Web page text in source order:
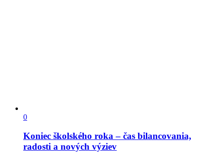
0
Koniec školského roka – čas bilancovania,
radosti a nových výziev